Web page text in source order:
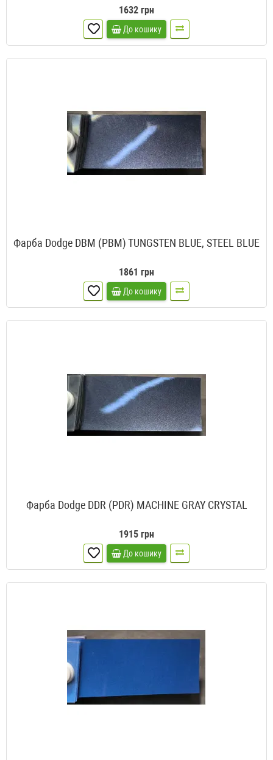
1632 грн
До кошику
Фарба Dodge DBM (PBM) TUNGSTEN BLUE, STEEL BLUE
1861 грн
До кошику
Фарба Dodge DDR (PDR) MACHINE GRAY CRYSTAL
1915 грн
До кошику